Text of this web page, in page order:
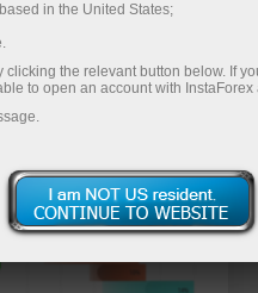
in the United States;
the relevant button below. If
to open an account with InstaForex